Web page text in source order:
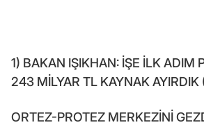
1) BAKAN IŞIKHAN: İŞE İLK ADIM
243 MİLYAR TL KAYNAK AYIRDIK
ORTEZ-PROTEZ MERKEZİNİ